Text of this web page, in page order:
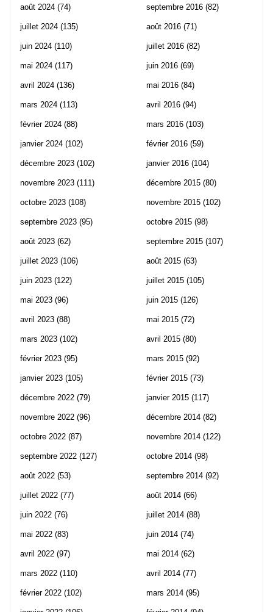
août 2024 (74)
juillet 2024 (135)
juin 2024 (110)
mai 2024 (117)
avril 2024 (136)
mars 2024 (113)
février 2024 (88)
janvier 2024 (102)
décembre 2023 (102)
novembre 2023 (111)
octobre 2023 (108)
septembre 2023 (95)
août 2023 (62)
juillet 2023 (106)
juin 2023 (122)
mai 2023 (96)
avril 2023 (88)
mars 2023 (102)
février 2023 (95)
janvier 2023 (105)
décembre 2022 (79)
novembre 2022 (96)
octobre 2022 (87)
septembre 2022 (127)
août 2022 (53)
juillet 2022 (77)
juin 2022 (76)
mai 2022 (83)
avril 2022 (97)
mars 2022 (110)
février 2022 (102)
septembre 2016 (82)
août 2016 (71)
juillet 2016 (82)
juin 2016 (69)
mai 2016 (84)
avril 2016 (94)
mars 2016 (103)
février 2016 (59)
janvier 2016 (104)
décembre 2015 (80)
novembre 2015 (102)
octobre 2015 (98)
septembre 2015 (107)
août 2015 (63)
juillet 2015 (105)
juin 2015 (126)
mai 2015 (72)
avril 2015 (80)
mars 2015 (92)
février 2015 (73)
janvier 2015 (117)
décembre 2014 (82)
novembre 2014 (122)
octobre 2014 (98)
septembre 2014 (92)
août 2014 (66)
juillet 2014 (88)
juin 2014 (74)
mai 2014 (62)
avril 2014 (77)
mars 2014 (95)